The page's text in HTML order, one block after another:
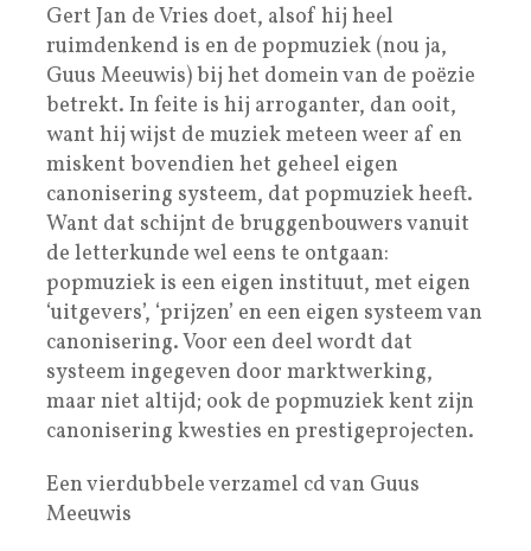
Gert Jan de Vries doet, alsof hij heel
ruimdenkend is en de popmuziek (nou ja,
Guus Meeuwis) bij het domein van de poëzie
betrekt. In feite is hij arroganter, dan ooit,
want hij wijst de muziek meteen weer af en
miskent bovendien het geheel eigen
canonisering systeem, dat popmuziek heeft.
Want dat schijnt de bruggenbouwers vanuit
de letterkunde wel eens te ontgaan:
popmuziek is een eigen instituut, met eigen
‘uitgevers’, ‘prijzen’ en een eigen systeem van
canonisering. Voor een deel wordt dat
systeem ingegeven door marktwerking,
maar niet altijd; ook de popmuziek kent zijn
canonisering kwesties en prestigeprojecten.
Een vierdubbele verzamel cd van Guus
Meeuwis